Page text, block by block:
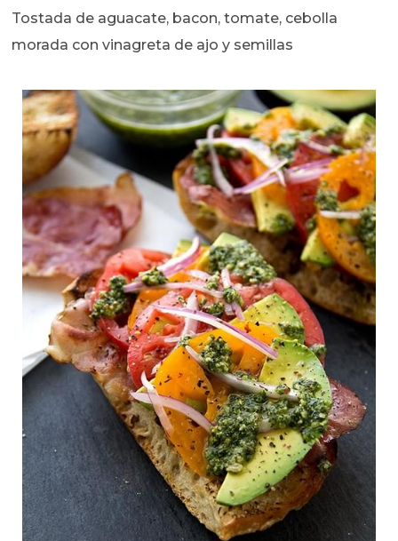
Tostada de aguacate, bacon, tomate, cebolla
morada con vinagreta de ajo y semillas